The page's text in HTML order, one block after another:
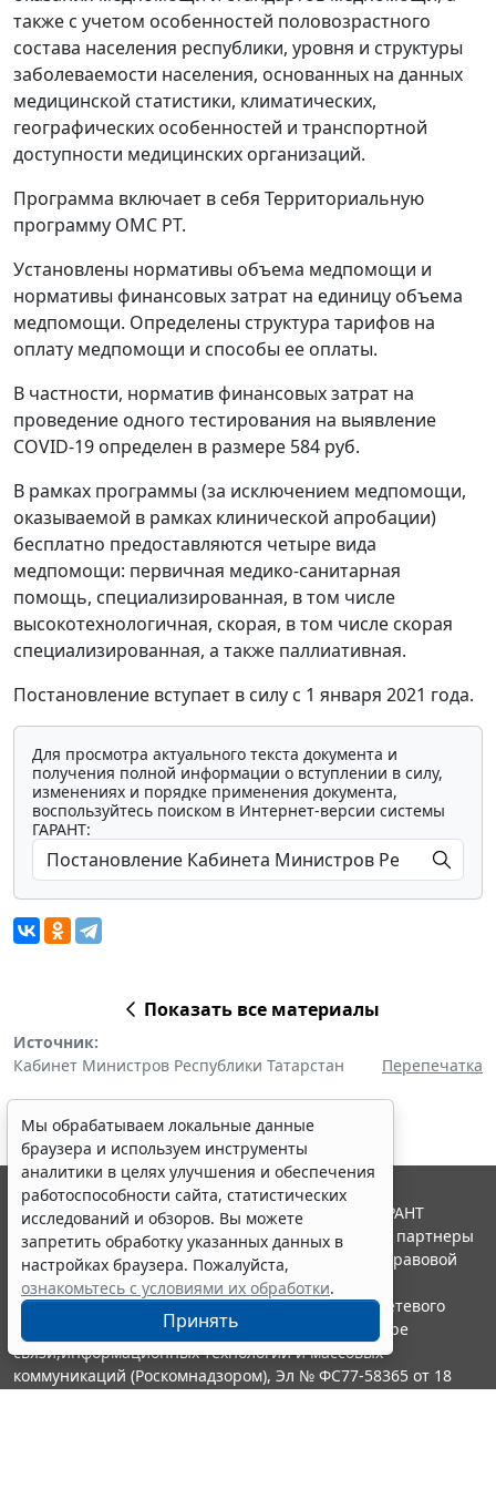
также с учетом особенностей половозрастного
состава населения республики, уровня и структуры
заболеваемости населения, основанных на данных
медицинской статистики, климатических,
географических особенностей и транспортной
доступности медицинских организаций.
Программа включает в себя Территориальную
программу ОМС РТ.
Установлены нормативы объема медпомощи и
нормативы финансовых затрат на единицу объема
медпомощи. Определены структура тарифов на
оплату медпомощи и способы ее оплаты.
В частности, норматив финансовых затрат на
проведение одного тестирования на выявление
COVID-19 определен в размере 584 руб.
В рамках программы (за исключением медпомощи,
оказываемой в рамках клинической апробации)
бесплатно предоставляются четыре вида
медпомощи: первичная медико-санитарная
помощь, специализированная, в том числе
высокотехнологичная, скорая, в том числе скорая
специализированная, а также паллиативная.
Постановление вступает в силу с 1 января 2021 года.
Для просмотра актуального текста документа и
получения полной информации о вступлении в силу,
изменениях и порядке применения документа,
воспользуйтесь поиском в Интернет-версии системы
ГАРАНТ:
Показать все материалы
Источник:
Кабинет Министров Республики Татарстан
Перепечатка
Мы обрабатываем локальные данные
браузера и используем инструменты
аналитики в целях улучшения и обеспечения
работоспособности сайта, статистических
исследований и обзоров. Вы можете
запретить обработку указанных данных в
настройках браузера. Пожалуйста,
ознакомьтесь с условиями их обработки.
Принять
© ООО "НПП "ГАРАНТ-СЕРВИС", 2026. Система ГАРАНТ
выпускается с 1990 года. Компания "Гарант" и ее партнеры
являются участниками Российской ассоциации правовой
информации ГАРАНТ.
Портал ГАРАНТ.РУ зарегистрирован в качестве сетевого
издания Федеральной службой по надзору в сфере
связи,информационных технологий и массовых
коммуникаций (Роскомнадзором), Эл № ФС77-58365 от 18